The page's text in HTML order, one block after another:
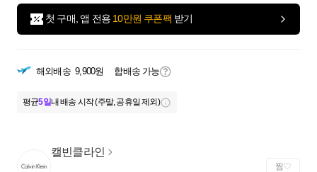
첫 구매, 앱 전용 10만원 쿠폰팩 받기
해외배송 9,900원 합배송 가능
평균5일내 배송 시작 (주말, 공휴일 제외)
캘빈클라인
찜